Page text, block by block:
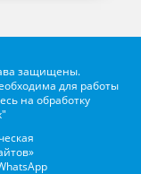
защищены.
для работы
на обработку